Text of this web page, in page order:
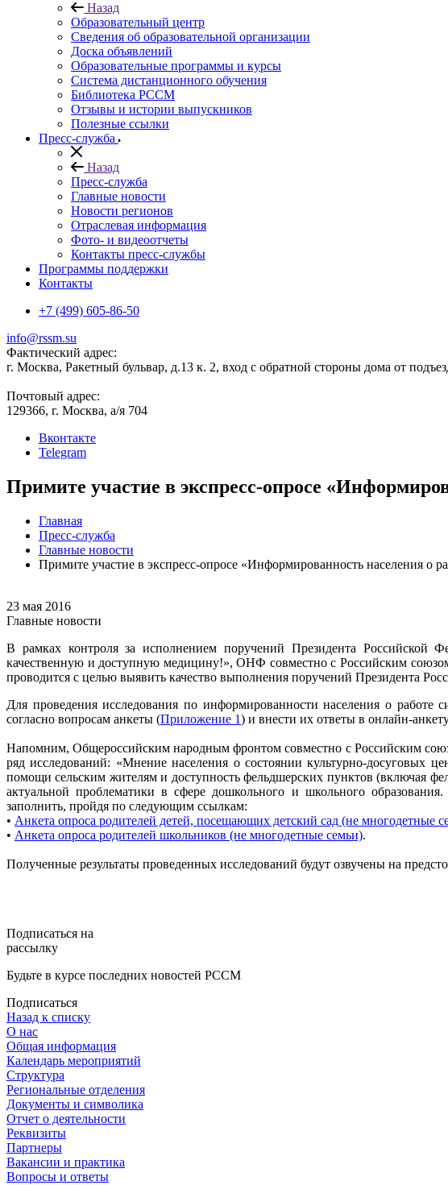
Назад
Образовательный центр
Сведения об образовательной организации
Доска объявлений
Образовательные программы и курсы
Система дистанционного обучения
Библиотека РССМ
Отзывы и истории выпускников
Полезные ссылки
Пресс-служба
Назад
Пресс-служба
Главные новости
Новости регионов
Отраслевая информация
Фото- и видеоотчеты
Контакты пресс-службы
Программы поддержки
Контакты
+7 (499) 605-86-50
info@rssm.su
Фактический адрес:
г. Москва, Ракетный бульвар, д.13 к. 2, вход с обратной стороны дома от
Почтовый адрес:
129366, г. Москва, а/я 704
Вконтакте
Telegram
​Примите участие в экспресс-опросе
Главная
Пресс-служба
Главные новости
​Примите участие в экспресс-опросе «Информированность населения о
23 мая 2016
Главные новости
В рамках контроля за исполнением поручений Президента
качественную и доступную медицину!», ОНФ совместно с Российским
проводится с целью выявить качество выполнения поручений Президента
Для проведения исследования по информированности населения о
согласно вопросам анкеты (Приложение 1) и внести их ответы в онлайн-
Напомним, Общероссийским народным фронтом совместно с Российским
ряд исследований: «Мнение населения о состоянии культурно-досуговых
помощи сельским жителям и доступность фельдшерских пунктов (включая
актуальной проблематики в сфере дошкольного и школьного
заполнить, пройдя по следующим ссылкам:
• Анкета опроса родителей детей, посещающих детский сад (не многодетные
• Анкета опроса родителей школьников (не многодетные семьи).
Полученные результаты проведенных исследований будут озвучены на
Подписаться на
рассылку
Будьте в курсе последних новостей РССМ
Подписаться
Назад к списку
О нас
Общая информация
Календарь мероприятий
Структура
Региональные отделения
Документы и символика
Отчет о деятельности
Реквизиты
Партнеры
Вакансии и практика
Вопросы и ответы